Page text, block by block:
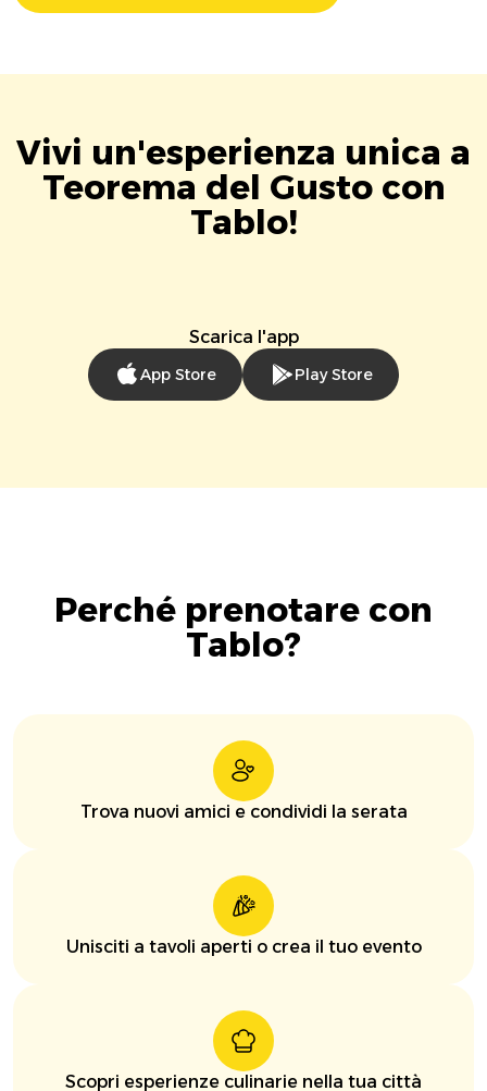
Vivi un'esperienza unica a
Teorema del Gusto con
Tablo!
Scarica l'app
App Store Play Store
Perché prenotare con
Tablo?
Trova nuovi amici e condividi la serata
Unisciti a tavoli aperti o crea il tuo evento
Scopri esperienze culinarie nella tua città